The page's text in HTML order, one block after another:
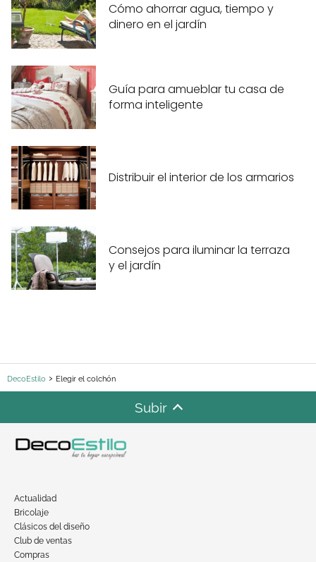
Cómo ahorrar agua, tiempo y
dinero en el jardín
Guía para amueblar tu casa de
forma inteligente
Distribuir el interior de los armarios
Consejos para iluminar la terraza
y el jardín
DecoEstilo Elegir el colchón
Subir
Actualidad
Bricolaje
Clásicos del diseño
Club de ventas
Compras